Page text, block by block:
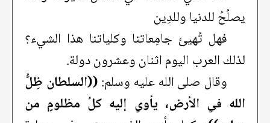
يصلُحُ للدنيا وللدِين
فهل تُهيئ جامِعاتنا وكلياتنا هذا الشيء؟
لذلك العرب اليوم اثنان وعشرون دولة.
وقال صلى الله عليه وسلم:((السلطان ظِلُّ
الله في الأرض، يأوي إليه كلُ مظلومٍ من